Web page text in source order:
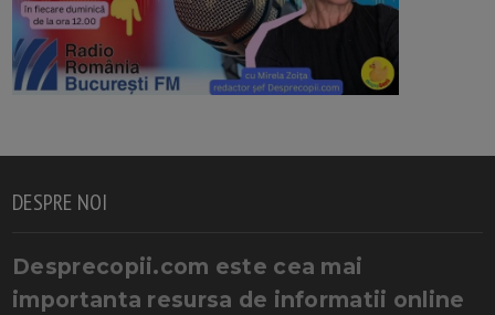
DESPRE NOI
Desprecopii.com este cea mai
importanta resursa de informatii online